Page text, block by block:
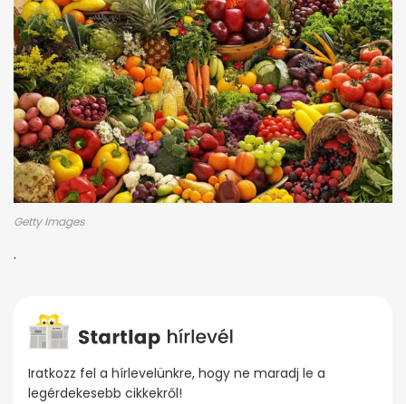
Getty Images
.
Iratkozz fel a hírlevelünkre, hogy ne maradj le a
legérdekesebb cikkekről!